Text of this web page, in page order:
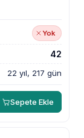
Yok
22 yıl, 217 gün
42
Sepete Ekle